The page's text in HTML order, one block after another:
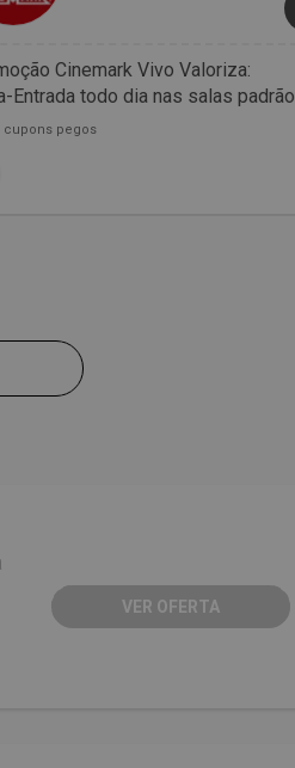
Cinemark Vivo Valoriza:
Entrada todo dia nas salas padrão
cupons pegos
VER OFERTA